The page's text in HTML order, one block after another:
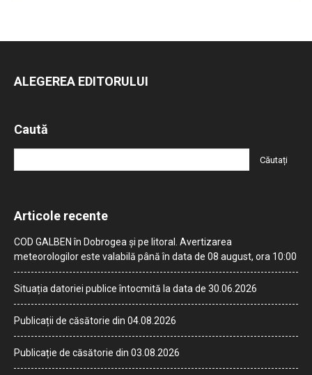
ALEGEREA EDITORULUI
Caută
Articole recente
COD GALBEN în Dobrogea și pe litoral. Avertizarea
meteorologilor este valabilă până în data de 08 august, ora 10:00
Situația datoriei publice întocmită la data de 30.06.2026
Publicații de căsătorie din 04.08.2026
Publicație de căsătorie din 03.08.2026